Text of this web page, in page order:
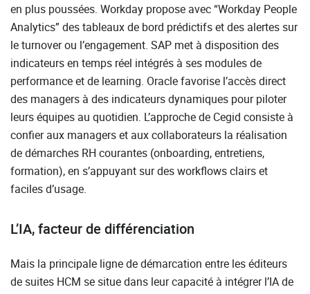
en plus poussées. Workday propose avec “Workday People
Analytics” des tableaux de bord prédictifs et des alertes sur
le turnover ou l’engagement. SAP met à disposition des
indicateurs en temps réel intégrés à ses modules de
performance et de learning. Oracle favorise l’accès direct
des managers à des indicateurs dynamiques pour piloter
leurs équipes au quotidien. L’approche de Cegid consiste à
confier aux managers et aux collaborateurs la réalisation
de démarches RH courantes (onboarding, entretiens,
formation), en s’appuyant sur des workflows clairs et
faciles d’usage.
L’IA, facteur de différenciation
Mais la principale ligne de démarcation entre les éditeurs
de suites HCM se situe dans leur capacité à intégrer l’IA de